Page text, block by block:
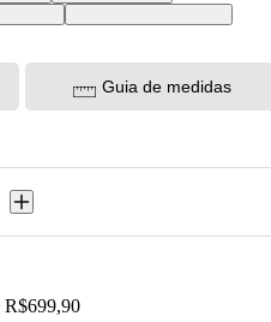
Guia de medidas
R$699,90